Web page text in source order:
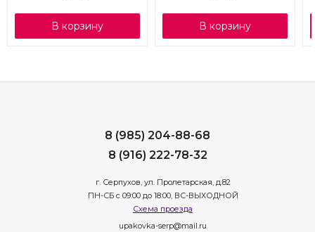
В корзину В корзину
8 (985) 204-88-68
8 (916) 222-78-32
г. Серпухов, ул. Пролетарская, д.82
ПН-СБ с 09:00 до 18:00, ВС-ВЫХОДНОЙ
Схема проезда
upakovka-serp@mail.ru